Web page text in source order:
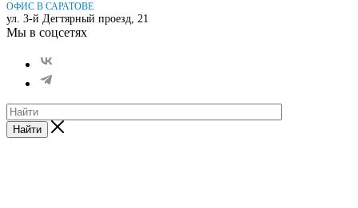
ОФИС В САРАТОВЕ
ул. 3-й Дегтярный проезд, 21
Мы в соцсетях
Найти